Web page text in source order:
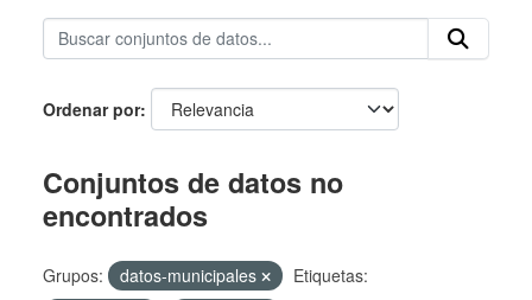
Ordenar por
Conjuntos de datos no
encontrados
Grupos: datos-municipales
Etiquetas: